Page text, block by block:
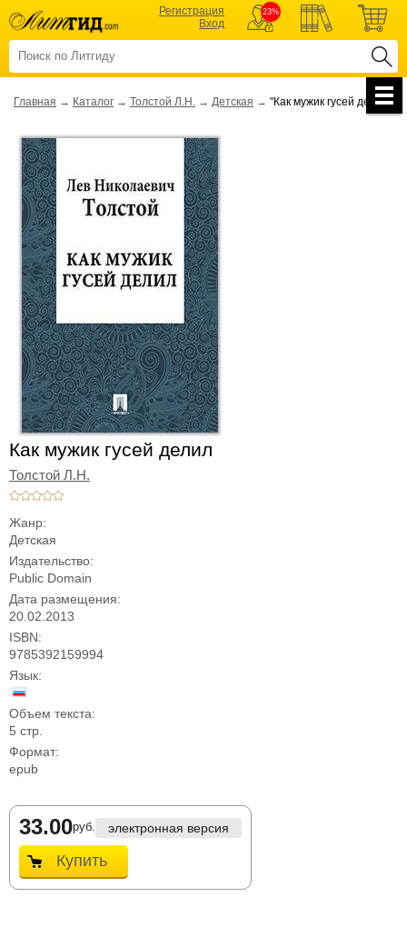
Регистрация
Вход
23%
Главная → Каталог → Толстой Л.Н. → Детская → "Как мужик гусей делил"
Как мужик гусей делил
Толстой Л.Н.
Жанр:
Детская
Издательство:
Public Domain
Дата размещения:
20.02.2013
ISBN:
9785392159994
Язык:
Объем текста:
5 стр.
Формат:
epub
33.00руб. электронная версия
Купить